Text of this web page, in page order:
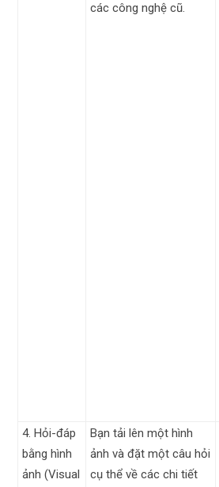
các công nghệ cũ.
4. Hỏi-đáp
bằng hình
ảnh (Visual
Bạn tải lên một hình
ảnh và đặt một câu hỏi
cụ thể về các chi tiết